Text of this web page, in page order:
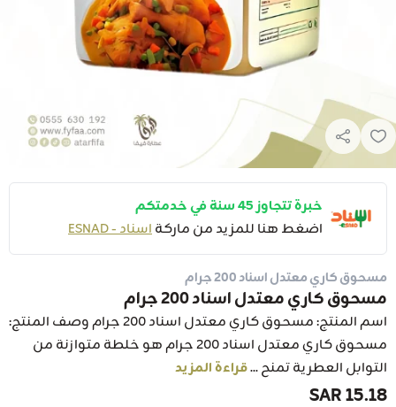
خبرة تتجاوز 45 سنة في خدمتكم
اضغط هنا للمزيد من ماركةاسناد - ESNAD
مسحوق كاري معتدل اسناد 200 جرام
مسحوق كاري معتدل اسناد 200 جرام
اسم المنتج: مسحوق كاري معتدل اسناد 200 جرام وصف المنتج:
مسحوق كاري معتدل اسناد 200 جرام هو خلطة متوازنة من
التوابل العطرية تمنح ...قراءة المزيد
15.18 SAR